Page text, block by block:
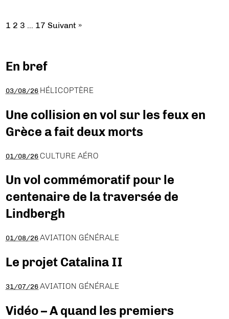
1 2 3 … 17 Suivant »
En bref
03/08/26 HÉLICOPTÈRE
Une collision en vol sur les feux en
Grèce a fait deux morts
01/08/26 CULTURE AÉRO
Un vol commémoratif pour le
centenaire de la traversée de
Lindbergh
01/08/26 AVIATION GÉNÉRALE
Le projet Catalina II
31/07/26 AVIATION GÉNÉRALE
Vidéo – A quand les premiers